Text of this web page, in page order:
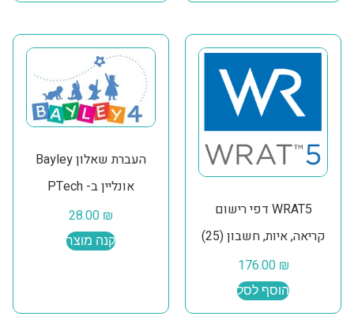
WRAT5 דפי רישום
קריאה, איות, חשבון (25)
176.00 ₪
הוסף לסל
העברת שאלון Bayley
אונליין ב- PTech
28.00 ₪
קנה מוצר